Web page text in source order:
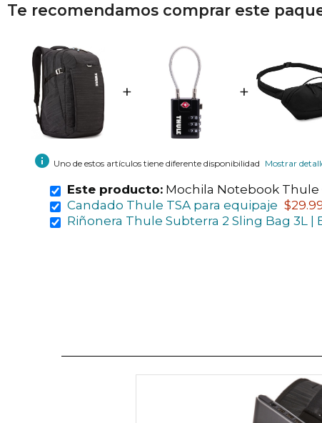
Te recomendamos comprar este
+ +
info Uno de estos artículos tiene diferente disponibilidad Mostrar
Este producto: Mochila Notebook
Candado Thule TSA para equipaje
Riñonera Thule Subterra 2 Sling Bag 3L |